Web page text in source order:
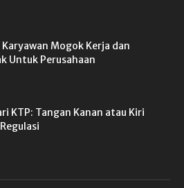
Mogok Kerja dan
Untuk Perusahaan
KTP: Tangan Kanan atau Kiri